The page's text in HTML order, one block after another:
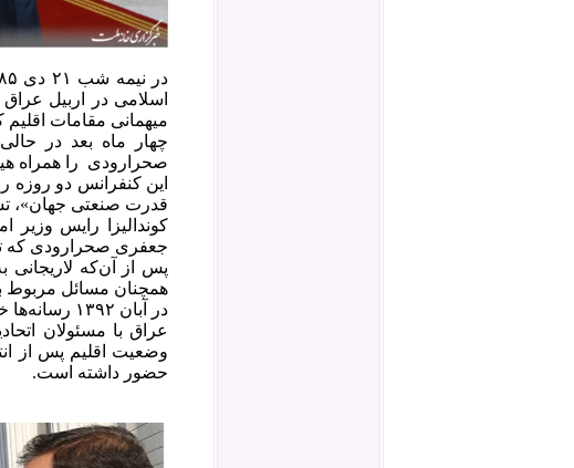
میهمانی مقامات
صحرارودی را همراه
اين کنفرانس دو
قدرت صنعتی جهان»،
کوندالیزا رایس
جعفری صحرارودی که
همچنان مسائل مربوط
در آبان
عراق با مسئولان
وضعیت اقلیم پس از
حضور داشته است.